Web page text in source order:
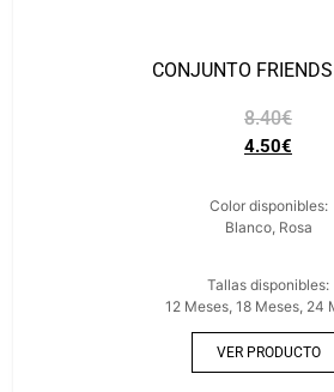
CONJUNTO
8.40€
4.50€
Color disponibles:
Blanco, Rosa
Tallas disponibles:
12 Meses, 18 Meses, 24
VER PRODUCTO